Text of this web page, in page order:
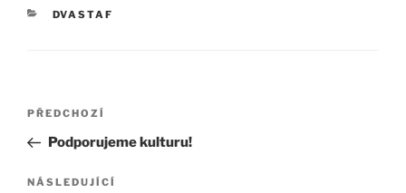
RUBRIKY
DVASTAF
Navigace
příspěvek
Předchozí
příspěvek
PŘEDCHOZÍ
Podporujeme kulturu!
Následující
NÁSLEDUJÍCÍ